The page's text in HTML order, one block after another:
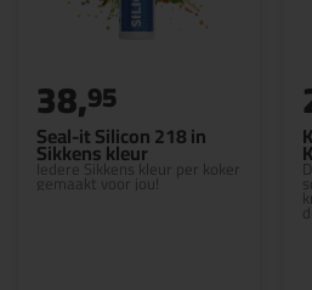
Seal-it Silicon 218 in
Sikkens kleur
Iedere Sikkens kleur per koker
gemaakt voor jou!
38,95